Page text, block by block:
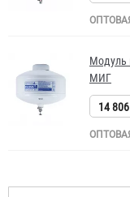
Модуль
МИГ
14